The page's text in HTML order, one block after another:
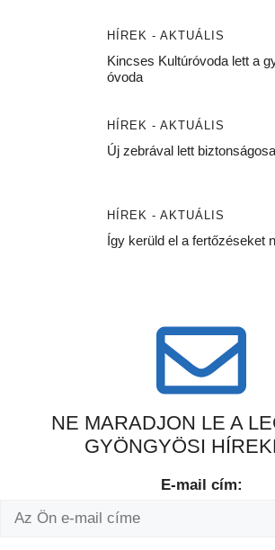
HÍREK - AKTUÁLIS
Kincses Kultúróvoda lett a
óvoda
HÍREK - AKTUÁLIS
Új zebrával lett
HÍREK - AKTUÁLIS
Így kerüld el a fertőzéseket
NE MARADJON LE A
GYÖNGYÖSI
E-mail cím: